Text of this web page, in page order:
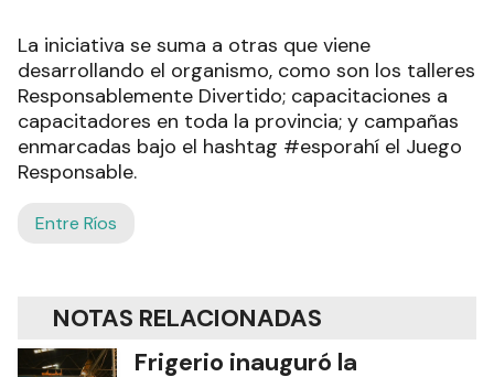
La iniciativa se suma a otras que viene
desarrollando el organismo, como son los talleres
Responsablemente Divertido; capacitaciones a
capacitadores en toda la provincia; y campañas
enmarcadas bajo el hashtag #esporahí el Juego
Responsable.
Entre Ríos
NOTAS RELACIONADAS
Frigerio inauguró la